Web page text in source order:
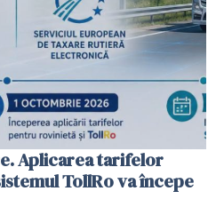
Aplicarea tarifelor
TollRo va începe